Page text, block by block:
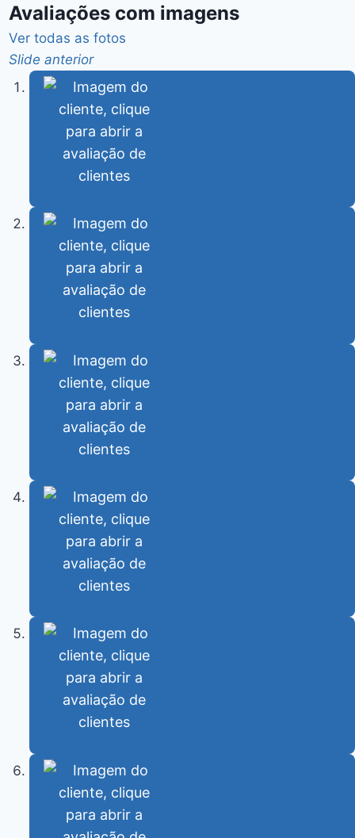
Avaliações com imagens
Ver todas as fotos
Slide anterior